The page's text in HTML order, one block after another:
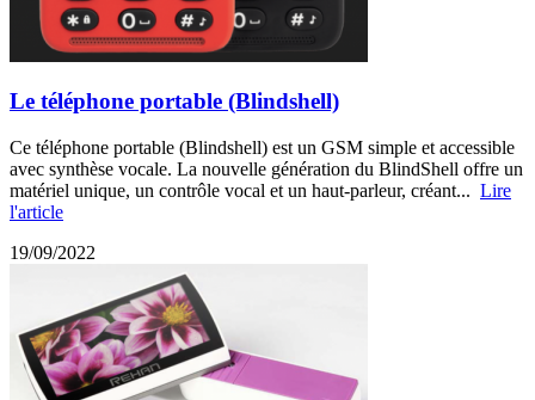
Le téléphone portable (Blindshell)
Ce téléphone portable (Blindshell) est un GSM simple et accessible
avec synthèse vocale. La nouvelle génération du BlindShell offre un
matériel unique, un contrôle vocal et un haut-parleur, créant... Lire
l'article
19/09/2022